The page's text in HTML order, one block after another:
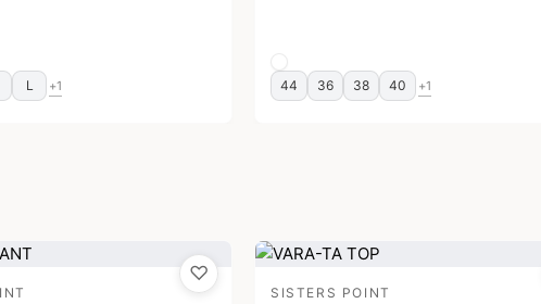
L +1 44 36 38 40 +1
♡
SISTERS POINT